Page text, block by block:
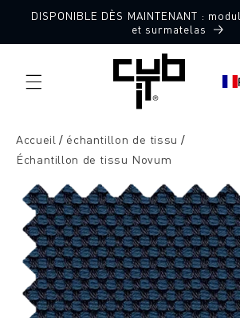
directement
DISPONIBLE DÈS MAINTENANT :
et surmatelas
Accueil
échantillon de tissu
Échantillon de tissu Novum
l'information
sur le
produit
10 échantillons